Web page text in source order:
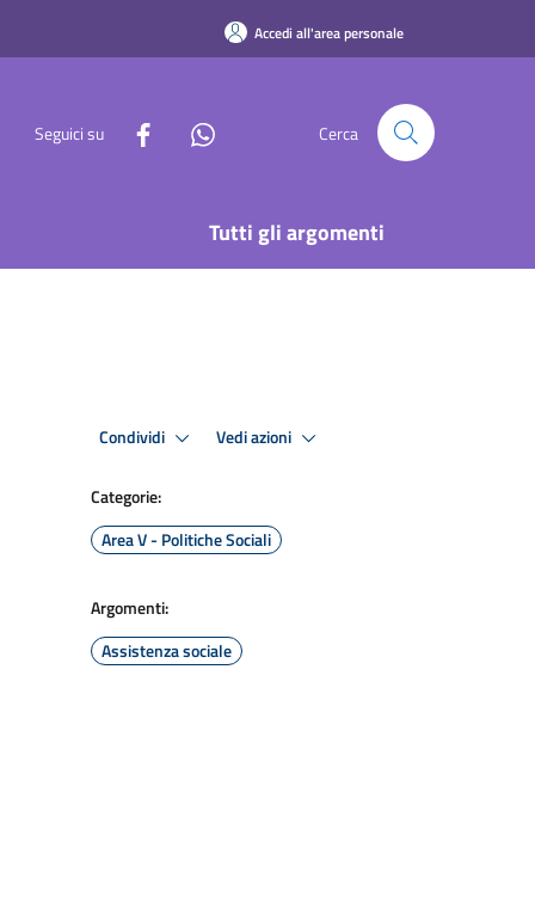
Accedi all'area personale
Seguici su Cerca
Tutti gli argomenti
Condividi Vedi azioni
Categorie:
Area V - Politiche Sociali
Argomenti:
Assistenza sociale